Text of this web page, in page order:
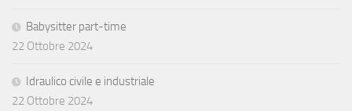
Babysitter part-time
22 Ottobre 2024
Idraulico civile e industriale
22 Ottobre 2024